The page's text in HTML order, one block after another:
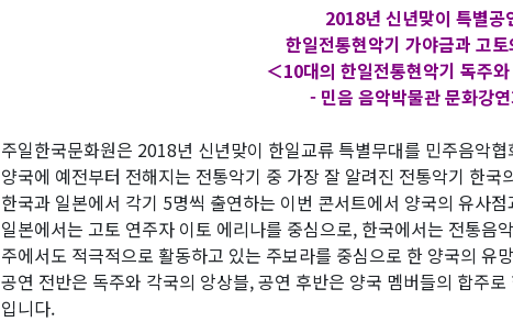
2018년 신년맞이 특별공
한일전통현악기 가야금과 고
＜10대의 한일전통현악기 독주
- 민음 음악박물관 문화강
주일한국문화원은 2018년 신년맞이 한일교류 특별무대를 민주음악
양국에 예전부터 전해지는 전통악기 중 가장 잘 알려진 전통악기 한
한국과 일본에서 각기 5명씩 출연하는 이번 콘서트에서 양국의 유사
일본에서는 고토 연주자 이토 에리나를 중심으로, 한국에서는 전통음
주에서도 적극적으로 활동하고 있는 주보라를 중심으로 한 양국의 유
공연 전반은 독주와 각국의 앙상블, 공연 후반은 양국 멤버들의 합주
입니다.